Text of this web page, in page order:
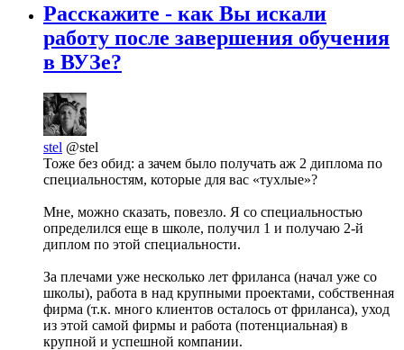
Расскажите - как Вы искали
работу после завершения обучения
в ВУЗе?
stel @stel
Тоже без обид: а зачем было получать аж 2 диплома по
специальностям, которые для вас «тухлые»?
Мне, можно сказать, повезло. Я со специальностью
определился еще в школе, получил 1 и получаю 2-й
диплом по этой специальности.
За плечами уже несколько лет фриланса (начал уже со
школы), работа в над крупными проектами, собственная
фирма (т.к. много клиентов осталось от фриланса), уход
из этой самой фирмы и работа (потенциальная) в
крупной и успешной компании.